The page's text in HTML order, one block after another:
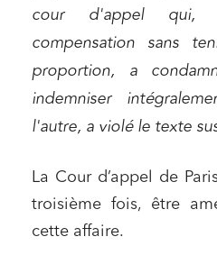
cour d'appel qui,
compensation sans
proportion, a
indemniser
l'autre, a violé le texte
La Cour d’appel de
troisième fois, être
cette affaire.
solidaire
Media et édition
Établissements financiers